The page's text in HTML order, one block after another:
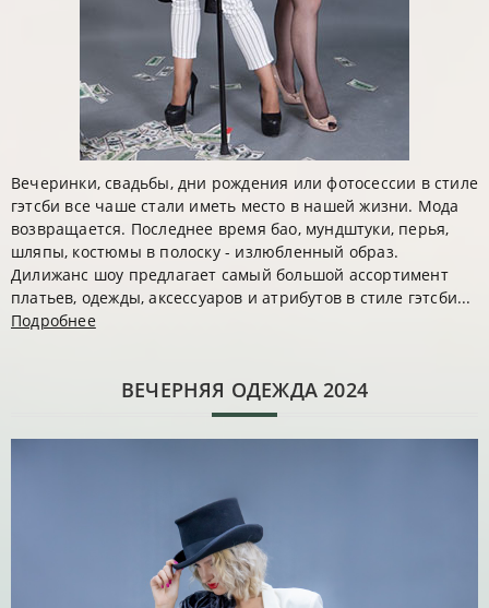
Вечеринки, свадьбы, дни рождения или фотосессии в стиле
гэтсби все чаше стали иметь место в нашей жизни. Мода
возвращается. Последнее время бао, мундштуки, перья,
шляпы, костюмы в полоску - излюбленный образ.
Дилижанс шоу предлагает самый большой ассортимент
платьев, одежды, аксессуаров и атрибутов в стиле гэтсби...
Подробнее
ВЕЧЕРНЯЯ ОДЕЖДА 2024